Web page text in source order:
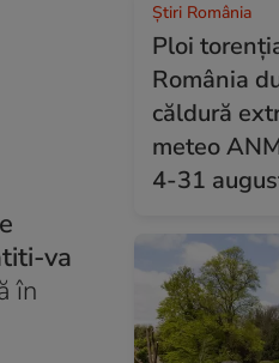
va
în
Știri România
Ploi
România
căldură
meteo
4-31